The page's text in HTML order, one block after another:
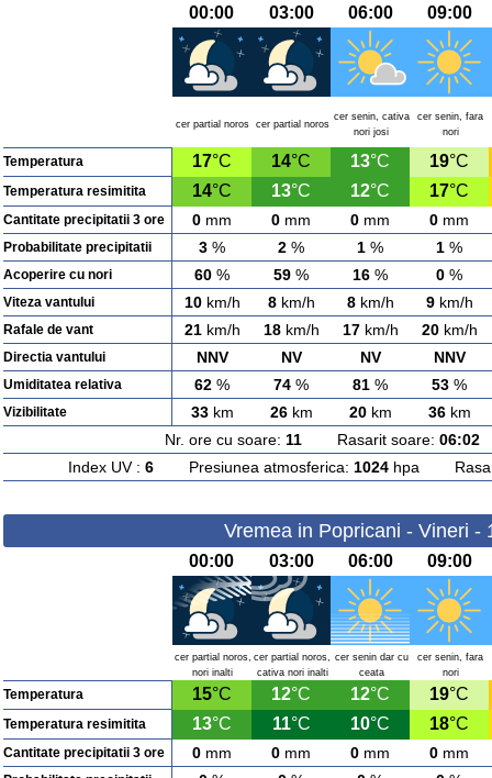
00:00 03:00 06:00 09:00
cer partial noros cer partial noros
cer senin, cativa
nori josi
cer senin, fara
nori
Temperatura 17°C 14°C 13°C 19°C
Temperatura resimitita 14°C 13°C 12°C 17°C
Cantitate precipitatii 3 ore 0 mm 0 mm 0 mm 0 mm
Probabilitate precipitatii 3 % 2 % 1 % 1 %
Acoperire cu nori 60 % 59 % 16 % 0 %
Viteza vantului 10km/h 8km/h 8km/h 9km/h
Rafale de vant 21km/h 18km/h 17km/h 20km/h
Directia vantului NNV NV NV NNV
Umiditatea relativa 62 % 74 % 81 % 53 %
Vizibilitate 33km 26km 20km 36km
Nr. ore cu soare: 11 Rasarit soare: 06:02
Index UV : 6Presiunea atmosferica: 1024hpa
Vremea in Popricani - Vineri -
00:00 03:00 06:00 09:00
cer partial noros,
nori inalti
cer partial noros,
cativa nori inalti
cer senin dar cu
ceata
cer senin, fara
nori
Temperatura 15°C 12°C 12°C 19°C
Temperatura resimitita 13°C 11°C 10°C 18°C
Cantitate precipitatii 3 ore 0 mm 0 mm 0 mm 0 mm